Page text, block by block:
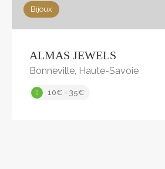
Bijoux
ALMAS JEWELS
Bonneville, Haute-Savoie
10€ - 35€